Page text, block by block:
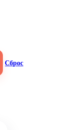
Сброс